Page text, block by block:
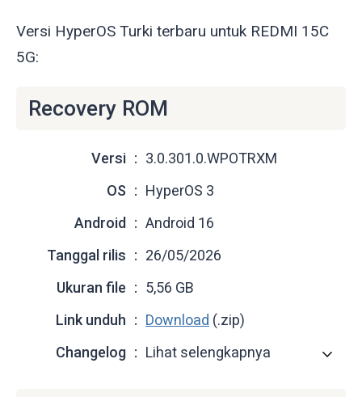
Versi HyperOS Turki terbaru untuk REDMI 15C
5G:
Recovery ROM
Versi
3.0.301.0.WPOTRXM
OS
HyperOS 3
Android
Android 16
Tanggal rilis
26/05/2026
Ukuran file
5,56 GB
Link unduh
Download (.zip)
Changelog
Lihat selengkapnya